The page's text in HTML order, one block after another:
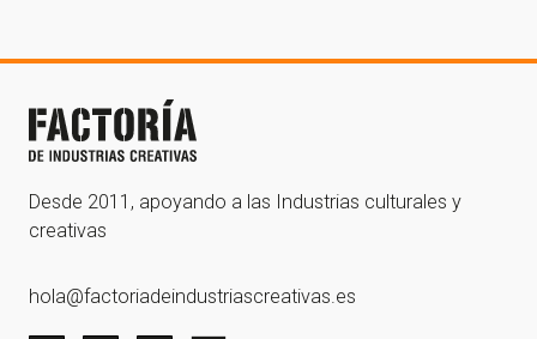
Desde 2011, apoyando a las Industrias culturales y
creativas
hola@factoriadeindustriascreativas.es